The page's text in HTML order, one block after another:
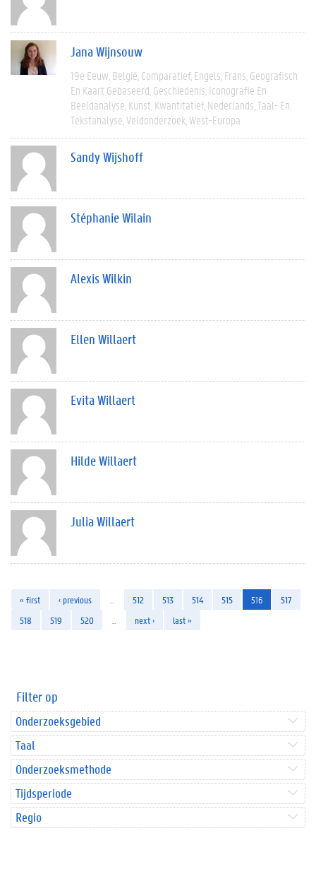
Jana Wijnsouw
19e Eeuw België Comparatief Engels Frans Geografisch
En Kaart Gebaseerd Geschiedenis Iconografie En
Beeldanalyse Kunst Kwantitatief Nederlands Taal- En
Tekstanalyse Veldonderzoek West-Europa
Sandy Wijshoff
Stéphanie Wilain
Alexis Wilkin
Ellen Willaert
Evita Willaert
Hilde Willaert
Julia Willaert
« first ‹ previous 512 513 514 515 516
517
518
519 520 next › last »
Filter op
Onderzoeksgebied
Taal
Onderzoeksmethode
Tijdsperiode
Regio